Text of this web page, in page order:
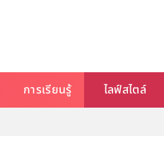
การเรียนรู้ ไลฟ์สไตล์